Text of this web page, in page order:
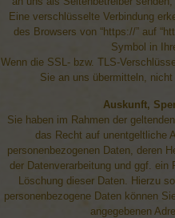
Eine verschlüsselte Verbindung
des Browsers von “https://” auf
Symbol in
Wenn die SSL- bzw. TLS-
Sie an uns übermitteln,
Auskunft,
Sie haben im Rahmen der
das Recht auf unentgeltliche
personenbezogenen Daten, deren
der Datenverarbeitung und ggf. ein
Löschung dieser Daten. Hierzu
personenbezogene Daten können
angegebenen